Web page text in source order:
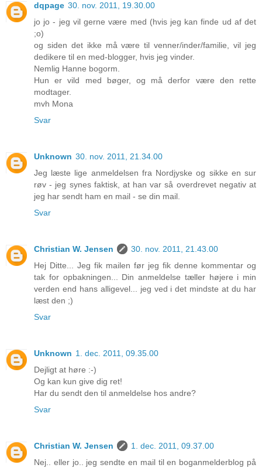
dqpage 30. nov. 2011, 19.30.00
jo jo - jeg vil gerne være med (hvis jeg kan finde ud af det
;o)
og siden det ikke må være til venner/inder/familie, vil jeg
dedikere til en med-blogger, hvis jeg vinder.
Nemlig Hanne bogorm.
Hun er vild med bøger, og må derfor være den rette
modtager.
mvh Mona
Svar
Unknown 30. nov. 2011, 21.34.00
Jeg læste lige anmeldelsen fra Nordjyske og sikke en sur
røv - jeg synes faktisk, at han var så overdrevet negativ at
jeg har sendt ham en mail - se din mail.
Svar
Christian W. Jensen
30. nov. 2011, 21.43.00
Hej Ditte... Jeg fik mailen før jeg fik denne kommentar og
tak for opbakningen... Din anmeldelse tæller højere i min
verden end hans alligevel... jeg ved i det mindste at du har
læst den ;)
Svar
Unknown 1. dec. 2011, 09.35.00
Dejligt at høre :-)
Og kan kun give dig ret!
Har du sendt den til anmeldelse hos andre?
Svar
Christian W. Jensen
1. dec. 2011, 09.37.00
Nej.. eller jo.. jeg sendte en mail til en boganmelderblog på